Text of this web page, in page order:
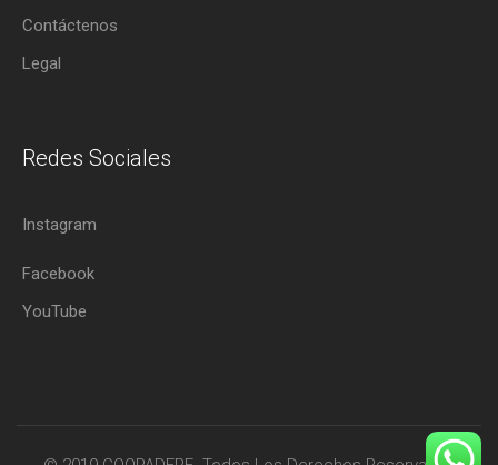
Contáctenos
Legal
Redes Sociales
Instagram
Facebook
YouTube